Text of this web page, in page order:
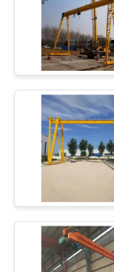
PRIVACY
POLICY